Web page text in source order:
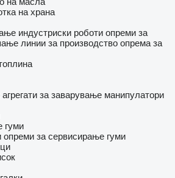
на храна
индустриски роботи опреми за
линии за производство опрема за
агрегати за заварување манипулатори
гуми
опреми за сервисирање гуми